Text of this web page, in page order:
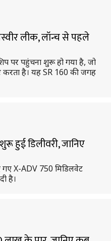
लीक, लॉन्च से पहले
पर पहुंचना शुरू हो गया है, जो
करता है। यह SR 160 की जगह
हुई डिलीवरी, जानिए
गए X-ADV 750 मिडिलवेट
है।